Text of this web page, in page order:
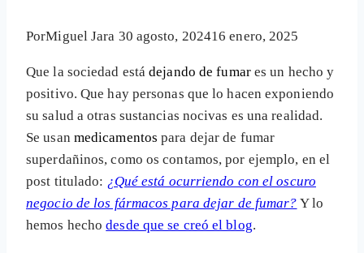
PorMiguel Jara 30 agosto, 202416 enero, 2025
Que la sociedad estádejando de fumar es un hecho y
positivo. Que hay personas que lo hacen exponiendo
su salud a otras sustancias nocivas es una realidad.
Se usan medicamentospara dejar de fumar
superdañinos, como os contamos, por ejemplo, en el
post titulado: ¿Qué está ocurriendo con el oscuro
negocio de los fármacos para dejar de fumar? Y lo
hemos hechodesde que se creó el blog.